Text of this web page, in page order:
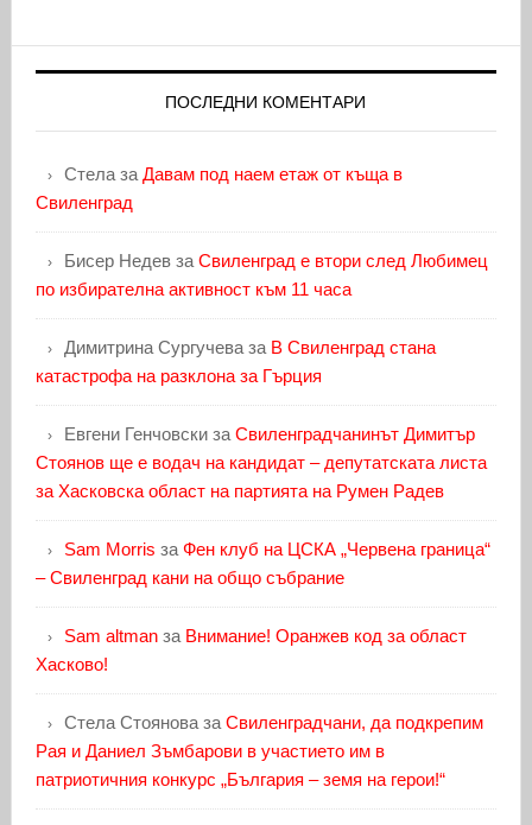
ПОСЛЕДНИ КОМЕНТАРИ
Стелаза Давам под наем етаж от къща в
Свиленград
Бисер Недевза Свиленград е втори след Любимец
по избирателна активност към 11 часа
Димитрина Сургучеваза В Свиленград стана
катастрофа на разклона за Гърция
Евгени Генчовскиза Свиленградчанинът Димитър
Стоянов ще е водач на кандидат – депутатската листа
за Хасковска област на партията на Румен Радев
Sam Morris за Фен клуб на ЦСКА „Червена граница“
– Свиленград кани на общо събрание
Sam altmanза Внимание! Оранжев код за област
Хасково!
Стела Стояноваза Свиленградчани, да подкрепим
Рая и Даниел Зъмбарови в участието им в
патриотичния конкурс „България – земя на герои!“